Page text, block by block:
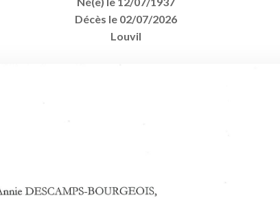
Décès le 02/07/2026
Louvil